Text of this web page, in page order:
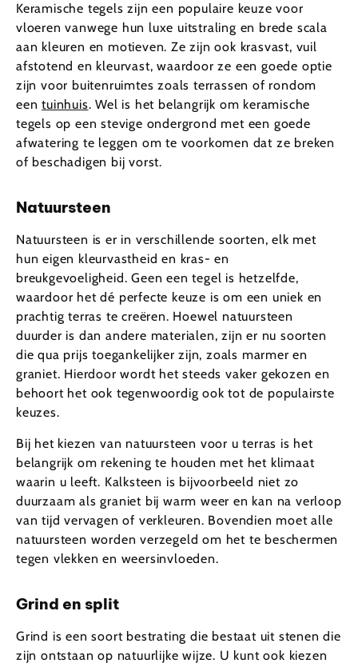
Keramische tegels zijn een populaire keuze voor
vloeren vanwege hun luxe uitstraling en brede scala
aan kleuren en motieven. Ze zijn ook krasvast, vuil
afstotend en kleurvast, waardoor ze een goede optie
zijn voor buitenruimtes zoals terrassen of rondom
eentuinhuis. Wel is het belangrijk om keramische
tegels op een stevige ondergrond met een goede
afwatering te leggen om te voorkomen dat ze breken
of beschadigen bij vorst.
Natuursteen
Natuursteen is er in verschillende soorten, elk met
hun eigen kleurvastheid en kras- en
breukgevoeligheid. Geen een tegel is hetzelfde,
waardoor het dé perfecte keuze is om een uniek en
prachtig terras te creëren. Hoewel natuursteen
duurder is dan andere materialen, zijn er nu soorten
die qua prijs toegankelijker zijn, zoals marmer en
graniet. Hierdoor wordt het steeds vaker gekozen en
behoort het ook tegenwoordig ook tot de populairste
keuzes.
Bij het kiezen van natuursteen voor u terras is het
belangrijk om rekening te houden met het klimaat
waarin u leeft. Kalksteen is bijvoorbeeld niet zo
duurzaam als graniet bij warm weer en kan na verloop
van tijd vervagen of verkleuren. Bovendien moet alle
natuursteen worden verzegeld om het te beschermen
tegen vlekken en weersinvloeden.
Grind en split
Grind is een soort bestrating die bestaat uit stenen die
zijn ontstaan op natuurlijke wijze. U kunt ook kiezen